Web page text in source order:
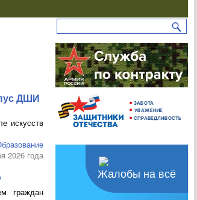
ДШИ
искусств
2026 года
граждан
Жалобы на всё